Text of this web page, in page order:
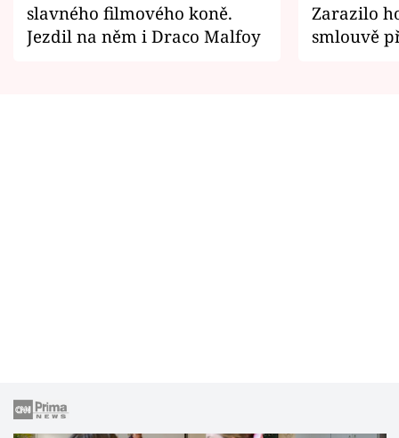
slavného filmového koně.
Jezdil na něm i Draco Malfoy
Zarazilo
smlouvě